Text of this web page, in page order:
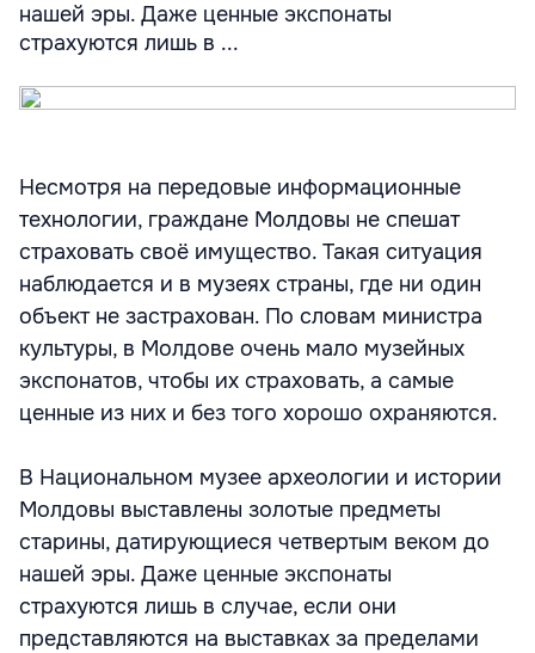
нашей эры. Даже ценные экспонаты
страхуются лишь в ...
Несмотря на передовые информационные
технологии, граждане Молдовы не спешат
страховать своё имущество. Такая ситуация
наблюдается и в музеях страны, где ни один
объект не застрахован. По словам министра
культуры, в Молдове очень мало музейных
экспонатов, чтобы их страховать, а самые
ценные из них и без того хорошо охраняются.
В Национальном музее археологии и истории
Молдовы выставлены золотые предметы
старины, датирующиеся четвертым веком до
нашей эры. Даже ценные экспонаты
страхуются лишь в случае, если они
представляются на выставках за пределами